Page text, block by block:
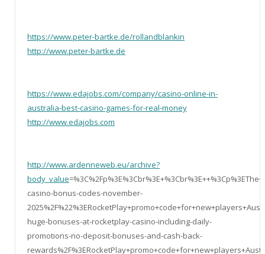
https://www.peter-bartke.de/rollandblankin
http://www.peter-bartke.de
https://www.edajobs.com/company/casino-online-in-
australia-best-casino-games-for-real-money
http://www.edajobs.com
http://www.ardenneweb.eu/archive?
body_value
casino-bonus-codes-november-
huge-bonuses-at-rocketplay-casino-including-daily-
promotions-no-deposit-bonuses-and-cash-back-